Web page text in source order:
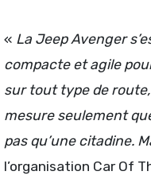
« La Jeep Avenger
compacte et agile
sur tout type de
mesure seulement
pas qu’une citadine.
l’organisation Car Of